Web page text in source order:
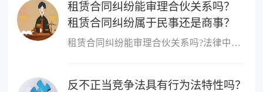
租赁合同纠纷能审理合伙关系吗？
租赁合同纠纷属于民事还是商事？
租赁合同纠纷能审理合伙关系吗?法律中规定租赁合同纠纷不能审理合伙...
反不正当竞争法具有行为法特性吗？